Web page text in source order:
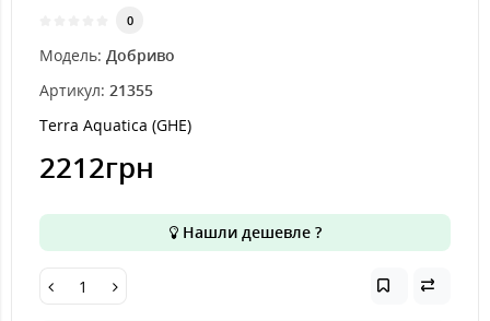
0
Модель: Добриво
Артикул: 21355
Terra Aquatica (GHE)
2212грн
Нашли дешевле ?